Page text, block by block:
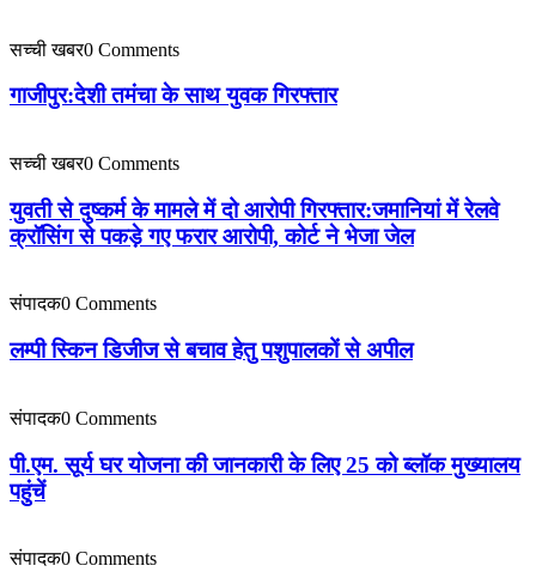
सच्ची खबर0 Comments
गाजीपुर:देशी तमंचा के साथ युवक गिरफ्तार
सच्ची खबर0 Comments
युवती से दुष्कर्म के मामले में दो आरोपी गिरफ्तार:जमानियां में रेलवे
क्रॉसिंग से पकड़े गए फरार आरोपी, कोर्ट ने भेजा जेल
संपादक0 Comments
लम्पी स्किन डिजीज से बचाव हेतु पशुपालकों से अपील
संपादक0 Comments
पी.एम. सूर्य घर योजना की जानकारी के लिए 25 को ब्लॉक मुख्यालय
पहुंचें
संपादक0 Comments